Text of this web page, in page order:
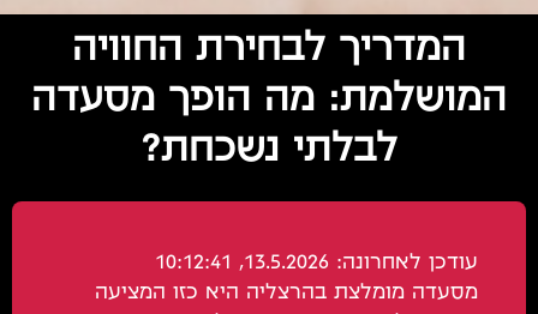
המדריך לבחירת החוויה
המושלמת: מה הופך מסעדה
לבלתי נשכחת?
עודכן לאחרונה: 13.5.2026, 10:12:41
מסעדה מומלצת בהרצליה היא כזו המציעה